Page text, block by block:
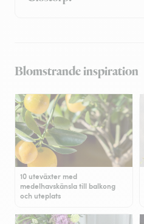
Blomstrande inspiration
10 uteväxter med
medelhavskänsla till balkong
och uteplats